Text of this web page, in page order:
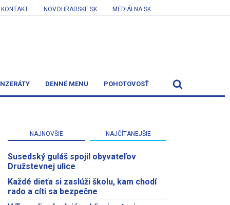
KONTAKT NOVOHRADSKE.SK MEDIÁLNA.SK
DENNÉ MENU POHOTOVOSŤ
NAJNOVŠIE NAJČÍTANEJŠIE
Susedský guláš spojil obyvateľov
Družstevnej ulice
Každé dieťa si zaslúži školu, kam chodí
rado a cíti sa bezpečne